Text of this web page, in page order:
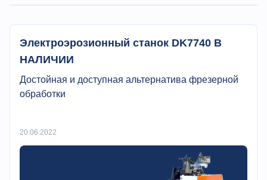
Электроэрозионный станок DK7740 В
НАЛИЧИИ
Достойная и доступная альтернатива фрезерной
обработки
20.06.2022